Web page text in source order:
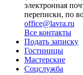
электронная
переписки, по
office@lavra.ru
Все контакты
Подать записку
Гостиницы
Мастерские
Соцслужба